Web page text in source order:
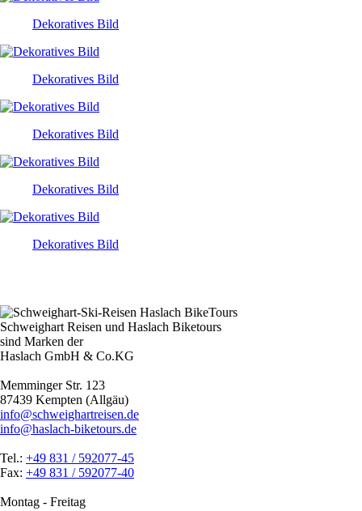
Dekoratives Bild
Dekoratives Bild
Dekoratives Bild
Dekoratives Bild
Dekoratives Bild
Schweighart Reisen und Haslach Biketours
sind Marken der
Haslach GmbH & Co.KG
Memminger Str. 123
87439 Kempten (Allgäu)
info@schweighartreisen.de
info@haslach-biketours.de
Tel.: +49 831 / 592077-45
Fax: +49 831 / 592077-40
Montag - Freitag